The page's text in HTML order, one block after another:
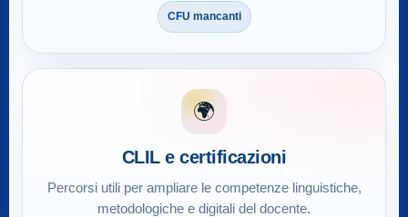
CFU mancanti
🌍
CLIL e certificazioni
Percorsi utili per ampliare le competenze linguistiche,
metodologiche e digitali del docente.